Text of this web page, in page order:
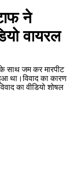
ने
वायरल
के साथ जम कर मारपीट
था।विवाद का कारण
का वीडियो शोषल